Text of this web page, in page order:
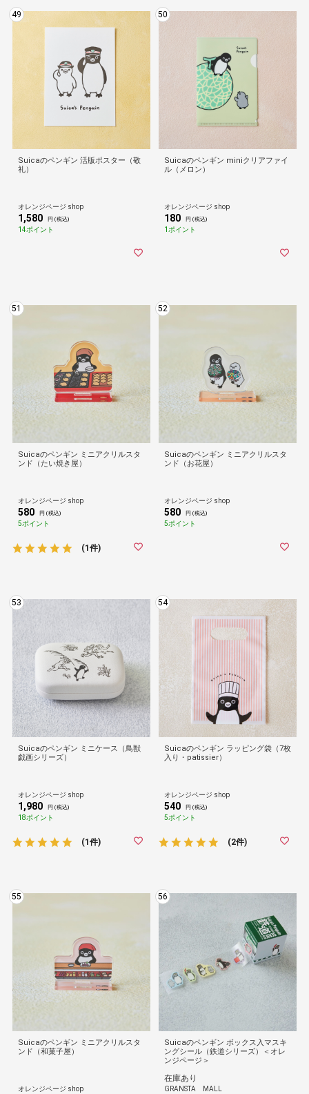
49
Suicaのペンギン 活版ポスター（敬
礼）
オレンジページ shop
1,580 円 (税込)
14ポイント
50
Suicaのペンギン miniクリアファイ
ル（メロン）
オレンジページ shop
180 円 (税込)
1ポイント
51
Suicaのペンギン ミニアクリルスタ
ンド（たい焼き屋）
オレンジページ shop
580 円 (税込)
5ポイント
(1件)
52
Suicaのペンギン ミニアクリルスタ
ンド（お花屋）
オレンジページ shop
580 円 (税込)
5ポイント
53
Suicaのペンギン ミニケース（鳥獣
戯画シリーズ）
オレンジページ shop
1,980 円 (税込)
18ポイント
(1件)
54
Suicaのペンギン ラッピング袋（7枚
入り・patissier）
オレンジページ shop
540 円 (税込)
5ポイント
(2件)
55
Suicaのペンギン ミニアクリルスタ
ンド（和菓子屋）
オレンジページ shop
56
Suicaのペンギン ボックス入マスキ
ングシール（鉄道シリーズ）＜オレ
ンジページ＞
在庫あり
GRANSTA MALL